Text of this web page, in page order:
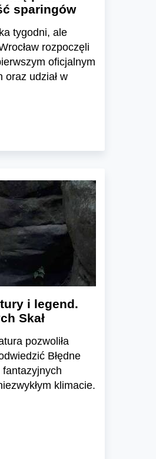
sparingów
tygodni, ale
rozpoczęli
oficjalnym
udział w
i legend.
Skał
pozwoliła
Błędne
fantazyjnych
klimacie.